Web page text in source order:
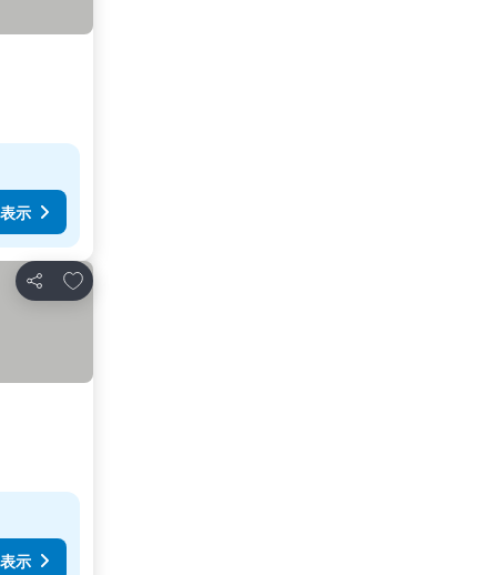
示
シェア
お気に入りに追加
示